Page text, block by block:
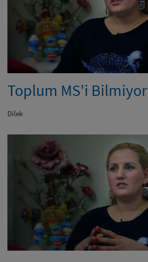
Toplum MS'i Bilmiyor
Dilek